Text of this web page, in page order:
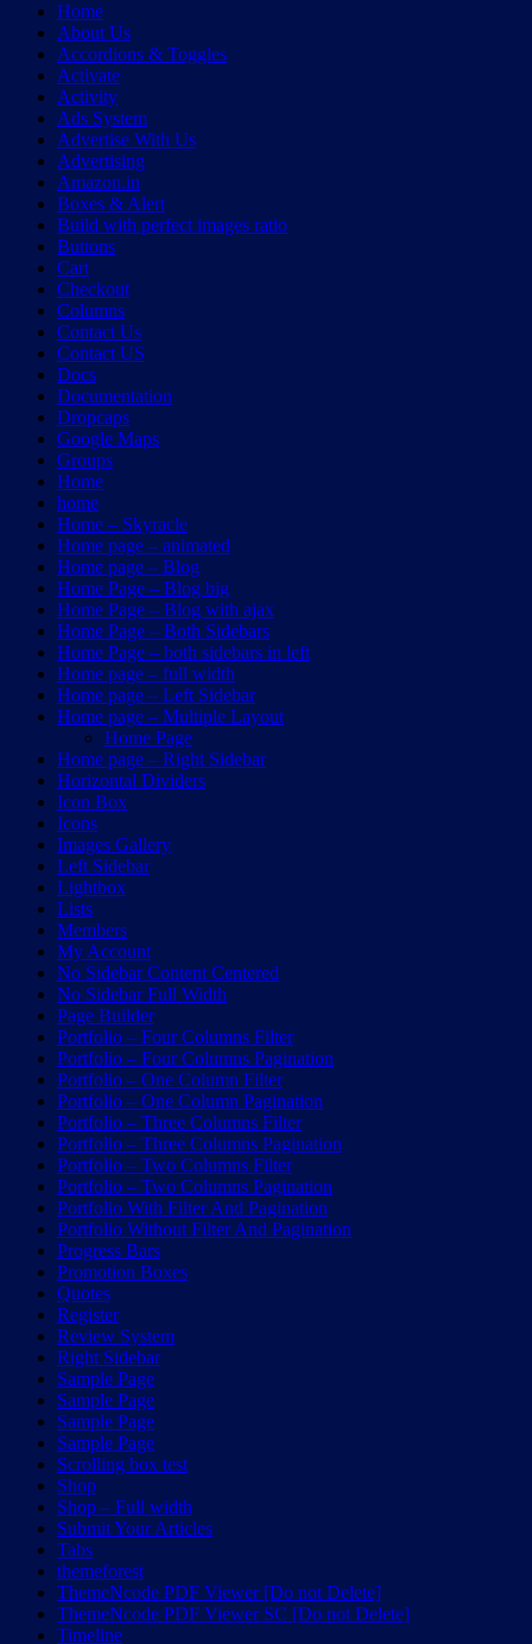
Home
About Us
Accordions & Toggles
Activate
Activity
Ads System
Advertise With Us
Advertising
Amazon.in
Boxes & Alert
Build with perfect images ratio
Buttons
Cart
Checkout
Columns
Contact Us
Contact US
Docs
Documentation
Dropcaps
Google Maps
Groups
Home
home
Home – Skyracle
Home page – animated
Home page – Blog
Home Page – Blog big
Home Page – Blog with ajax
Home Page – Both Sidebars
Home Page – both sidebars in left
Home page – full width
Home page – Left Sidebar
Home page – Multiple Layout
Home Page
Home page – Right Sidebar
Horizontal Dividers
Icon Box
Icons
Images Gallery
Left Sidebar
Lightbox
Lists
Members
My Account
No Sidebar Content Centered
No Sidebar Full Width
Page Builder
Portfolio – Four Columns Filter
Portfolio – Four Columns Pagination
Portfolio – One Column Filter
Portfolio – One Column Pagination
Portfolio – Three Columns Filter
Portfolio – Three Columns Pagination
Portfolio – Two Columns Filter
Portfolio – Two Columns Pagination
Portfolio With Filter And Pagination
Portfolio Without Filter And Pagination
Progress Bars
Promotion Boxes
Quotes
Register
Review System
Right Sidebar
Sample Page
Sample Page
Sample Page
Sample Page
Scrolling box test
Shop
Shop – Full width
Submit Your Articles
Tabs
themeforest
ThemeNcode PDF Viewer [Do not Delete]
ThemeNcode PDF Viewer SC [Do not Delete]
Timeline